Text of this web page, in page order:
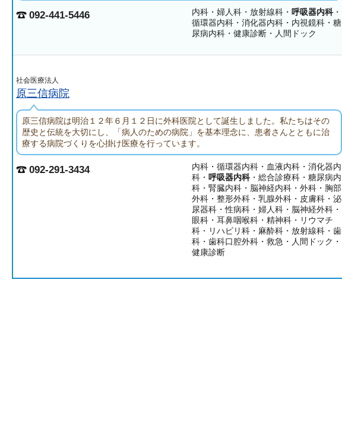
092-441-5446 内科・婦人科・放射線科・ 呼吸器内科・
循環器内科・消化器内科・内視鏡科・糖
尿病内科・健康診断・人間ドック
社会医療法人
原三信病院
原三信病院は明治１２年６月１２日に外科医院として誕生しました。私たちはその
歴史と伝統を大切にし、「病人のための病院」を基本理念に、患者さんとともに治
療する病院づくりを心掛け医療を行っています。
092-291-3434
内科・循環器内科・血液内科・消化器内
科・ 呼吸器内科・総合診療科・糖尿病内
科・腎臓内科・脳神経内科・外科・胸部
外科・整形外科・乳腺外科・皮膚科・泌
尿器科・性病科・婦人科・脳神経外科・
眼科・耳鼻咽喉科・精神科・リウマチ
科・リハビリ科・麻酔科・放射線科・歯
科・歯科口腔外科・救急・人間ドック・
健康診断